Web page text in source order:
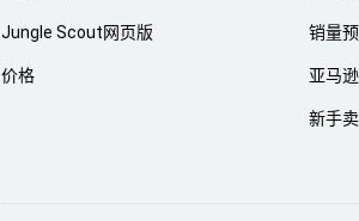
Jungle Scout网页版
价格
销量
亚马
新手